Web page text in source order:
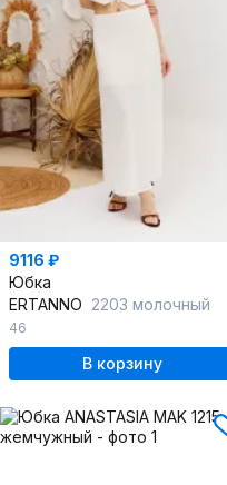
9116 ₽
Юбка
ERTANNO 2203 молочный
46
В корзину